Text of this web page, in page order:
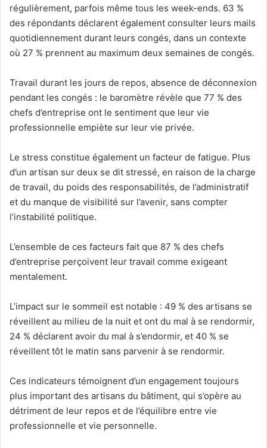
régulièrement, parfois même tous les week-ends. 63 %
des répondants déclarent également consulter leurs mails
quotidiennement durant leurs congés, dans un contexte
où 27 % prennent au maximum deux semaines de congés.
Travail durant les jours de repos, absence de déconnexion
pendant les congés : le baromètre révèle que 77 % des
chefs d’entreprise ont le sentiment que leur vie
professionnelle empiète sur leur vie privée.
Le stress constitue également un facteur de fatigue. Plus
d’un artisan sur deux se dit stressé, en raison de la charge
de travail, du poids des responsabilités, de l’administratif
et du manque de visibilité sur l’avenir, sans compter
l’instabilité politique.
L’ensemble de ces facteurs fait que 87 % des chefs
d’entreprise perçoivent leur travail comme exigeant
mentalement.
L’impact sur le sommeil est notable : 49 % des artisans se
réveillent au milieu de la nuit et ont du mal à se rendormir,
24 % déclarent avoir du mal à s’endormir, et 40 % se
réveillent tôt le matin sans parvenir à se rendormir.
Ces indicateurs témoignent d’un engagement toujours
plus important des artisans du bâtiment, qui s’opère au
détriment de leur repos et de l’équilibre entre vie
professionnelle et vie personnelle.